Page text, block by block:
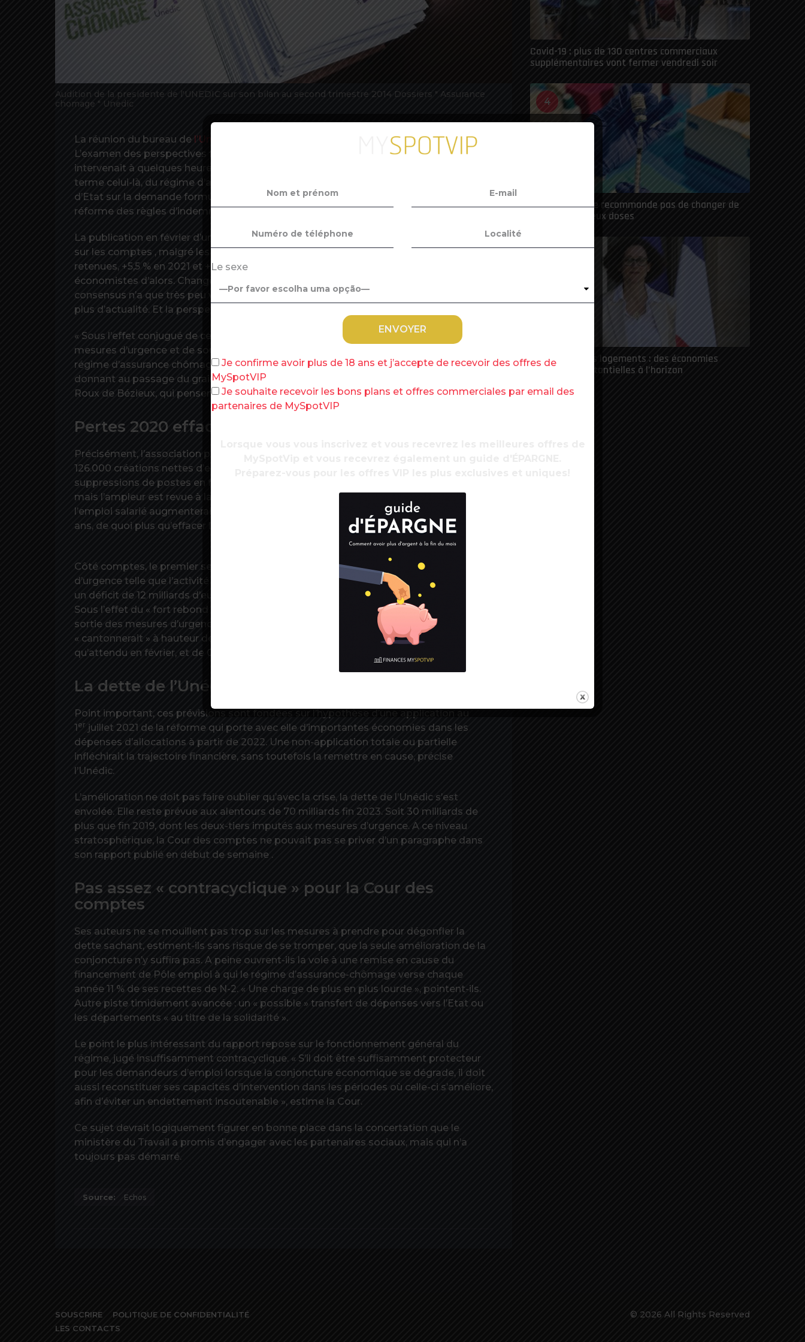
Audition de la presidente de l'UNEDIC sur son bilan au second trimestre 2014 Dossiers " Assurance
chomage " Unedic
La réunion du bureau de l’Unédic
jeudi après-midi avait une saveur particulière.
L’examen des perspectives financières de moyen terme inscrit à l’ordre du jour
intervenait à quelques heures d’une décision de justice cruciale pour l’avenir, à court
terme celui-là, du régime d’assurance-chômage : le jugement en référé du Conseil
d’Etat sur la demande formulée par presque tous les syndicats de suspendre la
réforme des règles d’indemnisation , censées s’appliquer à compter du 1
er
La publication en février d’un premier état des lieux avait montré l’impact de la crise
sur les comptes , malgré les prévisions de croissance du PIB relativement optimistes
retenues, +5,5 % en 2021 et +3,6 % en 2022, conformément au consensus des
économistes d’alors. Changement de pied jeudi avec les dernières prévisions : le
consensus n’a que très peu varié en quatre mois mais le tsunami sur l’emploi n’est
plus d’actualité. Et la perspective d’un retour à l’équilibre refait surface.
« Sous l’effet conjugué de cette dynamique de l’emploi avec l’arrêt progressif des
mesures d’urgence et de soutien à l’économie, la trajectoire de retour à l’équilibre du
régime d’assurance chômage se dessine », résume le communiqué de l’Unédic,
donnant au passage du grain à moudre à ceux, comme le patron du Medef , Geoffroy
Roux de Bézieux, qui pensent que le pire a de bonnes chances d’être évité.
Pertes 2020 effacées
Précisément, l’association paritaire qui gère le régime d’assurance-chômage prévoit
126.000 créations nettes d’emploi cette année, alors qu’il attendait 230.000
suppressions de postes en février ! Pour 2022, l’orientation reste la même, positive,
mais l’ampleur est revue à la baisse : +127.000 au lieu de +210.000. L’année suivante,
l’emploi salarié augmenterait encore, de 109.000. Soit 362.000 emplois de plus en trois
ans, de quoi plus qu’effacer le terrain perdu en 2020.
Côté comptes, le premier semestre est encore fortement marqué par les mesures
d’urgence telle que l’activité partielle, dont l’Unedic finance le tiers. Elle s’attend donc à
un déficit de 12 milliards d’euros cette année, 2 milliards de plus que prévu en février.
Sous l’effet du « fort rebond » de l’économie anticipé dès le second semestre et de la
sortie des mesures d’urgence, le trou diminuerait ensuite très fortement. Il se
« cantonnerait » à hauteur de 2,4 milliards en 2022, soit 4 milliards de moins
qu’attendu en février, et de 0,5 milliard (soit proche de l’équilibre) en 2023.
La dette de l’Unédic s’est envolée
Point important, ces prévisions sont fondées sur l’hypothèse d’une application au
1 er juillet 2021 de la réforme qui porte avec elle d’importantes économies dans les
dépenses d’allocations à partir de 2022. Une non-application totale ou partielle
infléchirait la trajectoire financière, sans toutefois la remettre en cause, précise
l’Unédic.
L’amélioration ne doit pas faire oublier qu’avec la crise, la dette de l’Unédic s’est
envolée. Elle reste prévue aux alentours de 70 milliards fin 2023. Soit 30 milliards de
plus que fin 2019, dont les deux-tiers imputés aux mesures d’urgence. A ce niveau
stratosphérique, la Cour des comptes ne pouvait pas se priver d’un paragraphe dans
son rapport publié en début de semaine .
Pas assez « contracyclique » pour la Cour des
comptes
Ses auteurs ne se mouillent pas trop sur les mesures à prendre pour dégonfler la
dette sachant, estiment-ils sans risque de se tromper, que la seule amélioration de la
conjoncture n’y suffira pas. A peine ouvrent-ils la voie à une remise en cause du
financement de Pôle emploi à qui le régime d’assurance-chômage verse chaque
année 11 % de ses recettes de N-2. « Une charge de plus en plus lourde », pointent-ils.
Autre piste timidement avancée : un « possible » transfert de dépenses vers l’Etat ou
les départements « au titre de la solidarité ».
Le point le plus intéressant du rapport repose sur le fonctionnement général du
régime, jugé insuffisamment contracyclique. « S’il doit être suffisamment protecteur
pour les demandeurs d’emploi lorsque la conjoncture économique se dégrade, il doit
aussi reconstituer ses capacités d’intervention dans les périodes où celle-ci s’améliore,
afin d’éviter un endettement insoutenable », estime la Cour.
Ce sujet devrait logiquement figurer en bonne place dans la concertation que le
ministère du Travail a promis d’engager avec les partenaires sociaux, mais qui n’a
toujours pas démarré.
Source: Echos
Covid-19 : plus de 130 centres commerciaux
supplémentaires vont fermer vendredi soir
4
Covid : l’OMS ne recommande pas de changer de
vaccin entre deux doses
Rénovation des logements : des économies
d’énergie substantielles à l’horizon
SOUSCRIRE
POLITIQUE DE CONFIDENTIALITÉ
LES CONTACTS
© 2026 All Rights Reserved
Le sexe
Je confirme avoir plus de 18 ans et j’accepte de recevoir des offres de
MySpotVIP
Je souhaite recevoir les bons plans et offres commerciales par email des
partenaires de MySpotVIP